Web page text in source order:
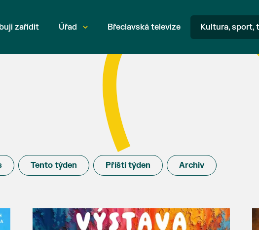
zařídit Úřad Břeclavská televize Kultura, sport,
Tento týden Příští týden Archiv